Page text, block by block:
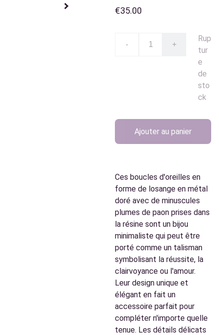
€35.00
- +
Rup
tur
e
de
sto
ck
Ajouter au panier
Ces boucles d'oreilles en
forme de losange en métal
doré avec de minuscules
plumes de paon prises dans
la résine sont un bijou
minimaliste qui peut être
porté comme un talisman
symbolisant la réussite, la
clairvoyance ou l'amour.
Leur design unique et
élégant en fait un
accessoire parfait pour
compléter n'importe quelle
tenue. Les détails délicats